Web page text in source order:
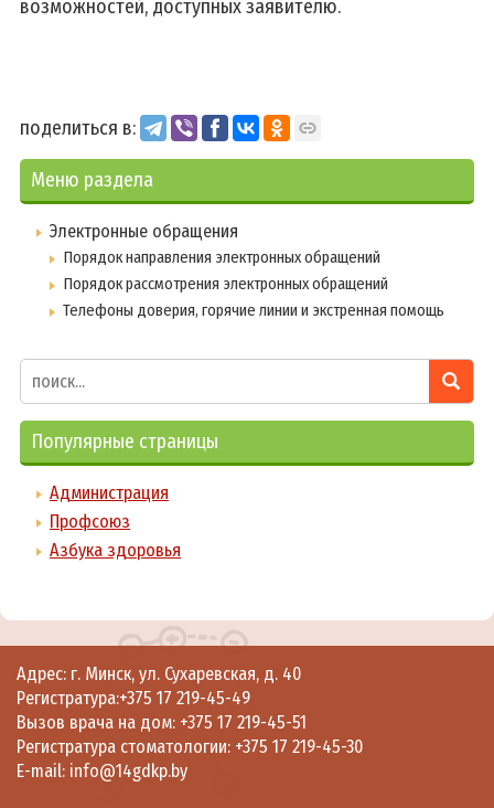
возможностей, доступных заявителю.
поделиться в:
Меню раздела
Электронные обращения
Порядок направления электронных обращений
Порядок рассмотрения электронных обращений
Телефоны доверия, горячие линии и экстренная помощь
Популярные страницы
Администрация
Профсоюз
Азбука здоровья
Адрес: г. Минск, ул. Сухаревская, д. 40
Регистратура:+375 17 219-45-49
Вызов врача на дом: +375 17 219-45-51
Регистратура стоматологии: +375 17 219-45-30
E-mail: info@14gdkp.by